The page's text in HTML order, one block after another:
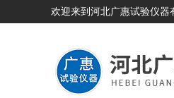
欢迎来到河北广惠试验仪器